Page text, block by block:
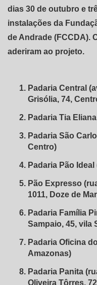
dias 30 de outubro e
instalações da
de Andrade (FCCDA).
aderiram ao projeto.
Padaria Central
Grisólia, 74,
Padaria Tia
Padaria São
Centro)
Padaria Pão
Pão Expresso
1011, Doze de
Padaria Família
Sampaio, 45, vila
Padaria Oficina
Amazonas)
Padaria Panita
Oliveira Tôrres,